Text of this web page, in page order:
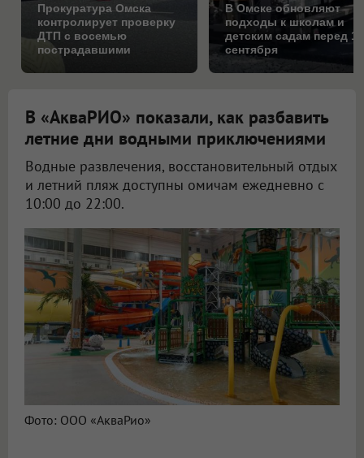
Прокуратура Омска
контролирует проверку
ДТП с восемью
пострадавшими
В Омске обновляют
подходы к школам и
детским садам перед 1
сентября
В «АкваРИО» показали, как разбавить
летние дни водными приключениями
Водные развлечения, восстановительный отдых
и летний пляж доступны омичам ежедневно с
10:00 до 22:00.
Фото: ООО «АкваРио»